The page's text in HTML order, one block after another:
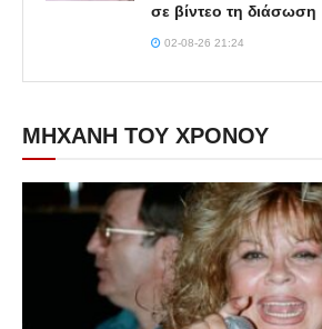
σε βίντεο τη διάσωση
02-08-26 21:24
ΜΗΧΑΝΗ ΤΟΥ ΧΡΟΝΟΥ